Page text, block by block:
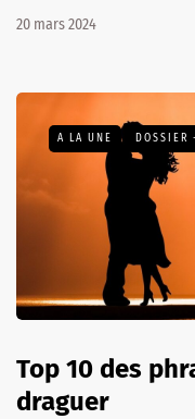
20 mars 2024
A LA UNE DOSSIER
Top 10 des
draguer